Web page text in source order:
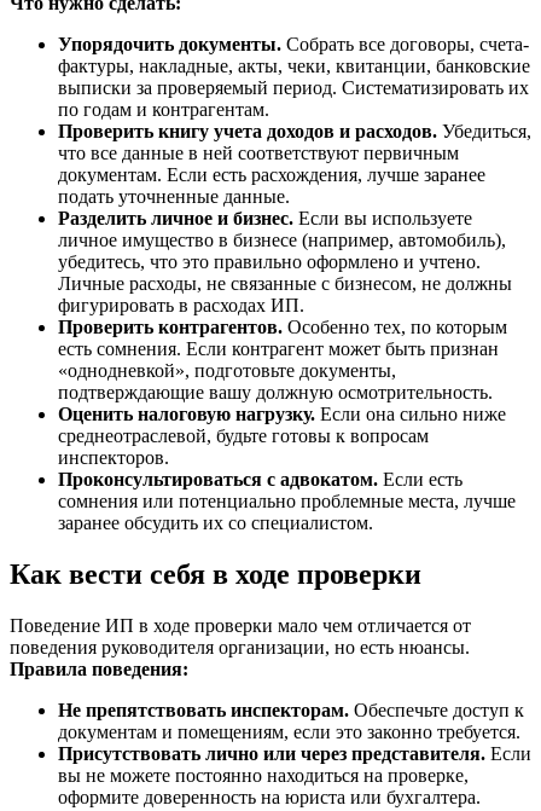
Упорядочить документы. Собрать все договоры, счета-
фактуры, накладные, акты, чеки, квитанции, банковские
выписки за проверяемый период. Систематизировать их
по годам и контрагентам.
Проверить книгу учета доходов и расходов. Убедиться,
что все данные в ней соответствуют первичным
документам. Если есть расхождения, лучше заранее
подать уточненные данные.
Разделить личное и бизнес. Если вы используете
личное имущество в бизнесе (например, автомобиль),
убедитесь, что это правильно оформлено и учтено.
Личные расходы, не связанные с бизнесом, не должны
фигурировать в расходах ИП.
Проверить контрагентов. Особенно тех, по которым
есть сомнения. Если контрагент может быть признан
«однодневкой», подготовьте документы,
подтверждающие вашу должную осмотрительность.
Оценить налоговую нагрузку. Если она сильно ниже
среднеотраслевой, будьте готовы к вопросам
инспекторов.
Проконсультироваться с адвокатом. Если есть
сомнения или потенциально проблемные места, лучше
заранее обсудить их со специалистом.
Как вести себя в ходе проверки
Поведение ИП в ходе проверки мало чем отличается от
поведения руководителя организации, но есть нюансы.
Правила поведения:
Не препятствовать инспекторам. Обеспечьте доступ к
документам и помещениям, если это законно требуется.
Присутствовать лично или через представителя. Если
вы не можете постоянно находиться на проверке,
оформите доверенность на юриста или бухгалтера.